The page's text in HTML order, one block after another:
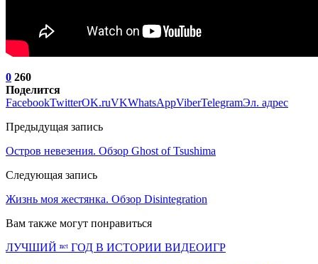
0 260
Поделится
FacebookTwitterOK.ruVKWhatsAppViberTelegramЭл. адрес
Предыдущая запись
Остров невезения. Обзор Ghost of Tsushima
Следующая запись
Жизнь моя жестянка. Обзор Disintegration
Вам также могут понравиться
ЛУЧШИЙ ⁿᵉᵗ ГОД В ИСТОРИИ ВИДЕОИГР